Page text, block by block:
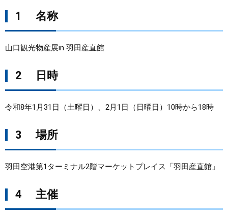
1 名称
山口観光物産展in 羽田産直館
2 日時
令和8年1月31日（土曜日）、2月1日（日曜日）10時から18時
3 場所
羽田空港第1ターミナル2階マーケットプレイス「羽田産直館」
4 主催